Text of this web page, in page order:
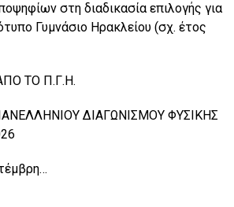
στη διαδικασία επιλογής για
Γυμνάσιο Ηρακλείου (σχ. έτος
ΤΟ Π.Γ.Η.
ΔΙΑΓΩΝΙΣΜΟΥ ΦΥΣΙΚΗΣ